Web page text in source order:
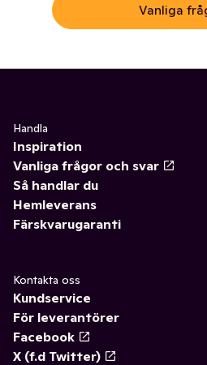
Vanliga
Handla
Inspiration
Vanliga frågor och svar
Så handlar du
Hemleverans
Färskvarugaranti
Kontakta oss
Kundservice
För leverantörer
Facebook
X (f.d Twitter)